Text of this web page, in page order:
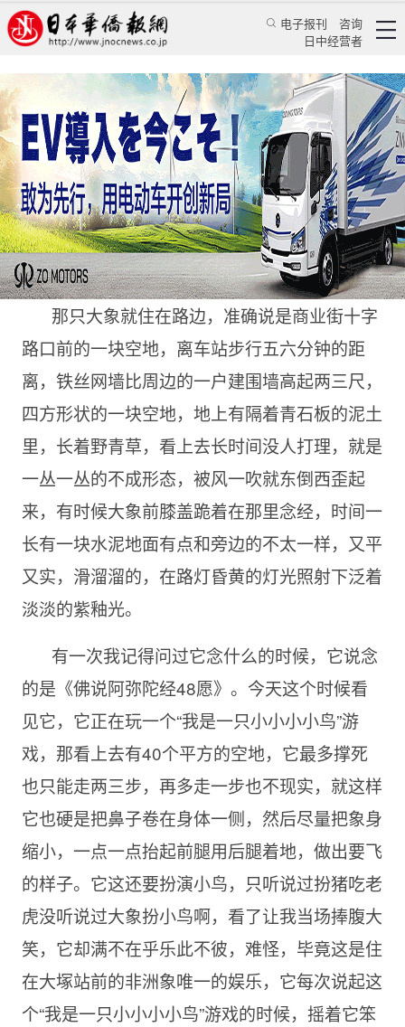
电子报刊
咨询
日中经营者
住在大塚的非洲象
金蔚 特辑 华文汇萃
日本华侨报 2023/5/3 21:25:50
那只大象就住在路边，准确说是商业街十字
路口前的一块空地，离车站步行五六分钟的距
离，铁丝网墙比周边的一户建围墙高起两三尺，
四方形状的一块空地，地上有隔着青石板的泥土
里，长着野青草，看上去长时间没人打理，就是
一丛一丛的不成形态，被风一吹就东倒西歪起
来，有时候大象前膝盖跪着在那里念经，时间一
长有一块水泥地面有点和旁边的不太一样，又平
又实，滑溜溜的，在路灯昏黄的灯光照射下泛着
淡淡的紫釉光。
有一次我记得问过它念什么的时候，它说念
的是《佛说阿弥陀经48愿》。今天这个时候看
见它，它正在玩一个“我是一只小小小小鸟”游
戏，那看上去有40个平方的空地，它最多撑死
也只能走两三步，再多走一步也不现实，就这样
它也硬是把鼻子卷在身体一侧，然后尽量把象身
缩小，一点一点抬起前腿用后腿着地，做出要飞
的样子。它这还要扮演小鸟，只听说过扮猪吃老
虎没听说过大象扮小鸟啊，看了让我当场捧腹大
笑，它却满不在乎乐此不彼，难怪，毕竟这是住
在大塚站前的非洲象唯一的娱乐，它每次说起这
个“我是一只小小小小鸟”游戏的时候，摇着它笨